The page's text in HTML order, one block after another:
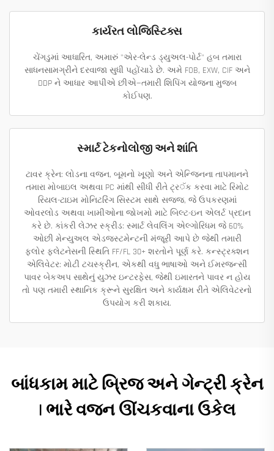
કાર્યરત લોજિસ્ટિક્સ
ચેંગડુમાં આધારિત, અમારું "એર-લેન્ડ ડ્યુઅલ-પોર્ટ" હબ તમારા
સાધનસામગ્રીને દરવાજા સુધી પહોંચાડે છે. અમે FOB, EXW, CIF અને
DDP ને આધાર આપીએ છીએ—તમારી શિપિંગ યોજના મુજબ
કોઈપણ.
સ્માર્ટ ટેકનોલોજી અને શાંતિ
ટાવર ક્રેન: લોડના વજન, બૂમનો ખૂણો અને એન્જિનના તાપમાનને
તમારા મોબાઇલ અથવા PC માંથી સીધી રીતે ટ્ર‍ॅક કરવા માટે રિમોટ
રિયલ-ટાઇમ મોનિટરિંગ સિસ્ટમ સાથે સજ્જ, જે ઉપકરણમાં
ઓવરલોડ અથવા ખામીઓના જોખમો માટે બિલ્ટ-ઇન એલર્ટ પ્રદાન
કરે છે. કાંકરી લેઝર સ્ક્રીડ: સ્માર્ટ લેવલિંગ એલ્ગોરિધમ જે 60%
ઓછી મેન્યુઅલ એડજસ્ટમેન્ટની મંજૂરી આપે છે જેથી તમારી
ફ્લોર ફ્લેટનેસની સ્થિતિ FF/FL 30+ શરતોને પૂર્ણ કરે. કન્સ્ટ્રક્શન
એલિવેટર: મોટી ટચસ્ક્રીન, એકથી વધુ ભાષાઓ અને ઈમરજન્સી
પાવર બેકઅપ સાથેનું યુઝર ઇન્ટરફેસ, જેથી ઇમારતને પાવર ન હોય
તો પણ તમારી સ્થાનિક ક્રૂને સુરક્ષિત અને કાર્યક્ષમ રીતે એલિવેટરનો
ઉપયોગ કરી શકાય.
બાંધકામ માટે બ્રિજ અને ગેન્ટ્રી ક્રેન
| ભારે વજન ઊંચકવાના ઉકેલ